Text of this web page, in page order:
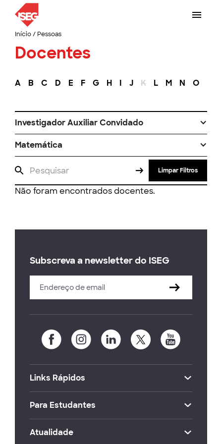
Início/ Pessoas
Docentes
A B C D E F G H I J K L M N O
Investigador Auxiliar Convidado
Matemática
Limpar Filtros
Não foram encontrados docentes.
Subscreva a newsletter do ISEG
Links Rápidos
Para Estudantes
Atualidade